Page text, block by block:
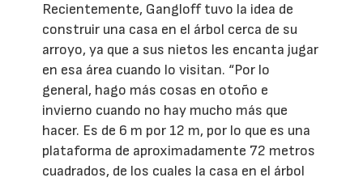
Recientemente, Gangloff tuvo la idea de
construir una casa en el árbol cerca de su
arroyo, ya que a sus nietos les encanta jugar
en esa área cuando lo visitan. “Por lo
general, hago más cosas en otoño e
invierno cuando no hay mucho más que
hacer. Es de 6 m por 12 m, por lo que es una
plataforma de aproximadamente 72 metros
cuadrados, de los cuales la casa en el árbol